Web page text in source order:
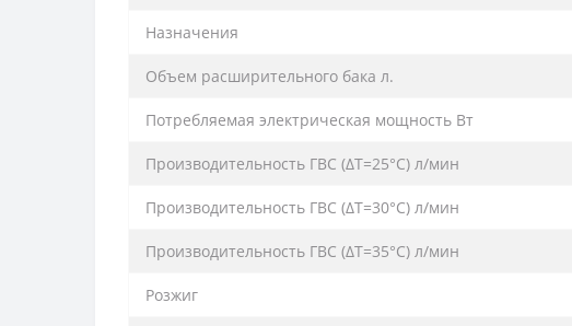
Назначения
Объем расширительного бака л.
Потребляемая электрическая мощность Вт
Производительность ГВС (ΔT=25°C) л/мин
Производительность ГВС (ΔT=30°C) л/мин
Производительность ГВС (ΔT=35°C) л/мин
Розжиг